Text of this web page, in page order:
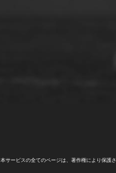
本サービスの全てのページは、著作権により保護さ